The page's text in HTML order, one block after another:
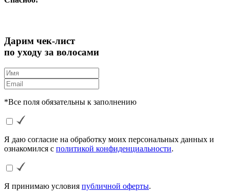
Дарим чек-лист
по уходу за волосами
*Все поля обязательны к заполнению
Я даю согласие на обработку моих персональных данных и
ознакомился с политикой конфиденциальности.
Я принимаю условия публичной оферты.